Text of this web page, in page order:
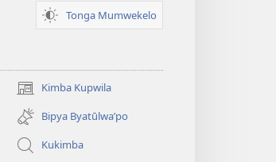
Tonga Mumwekelo
Kimba Kupwila
(opens
new
window)
Bipya Byatūlwa’po
Kukimba